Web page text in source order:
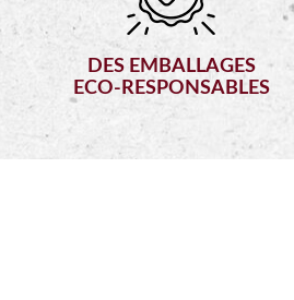
DES EMBALLAGES
ECO-RESPONSABLES